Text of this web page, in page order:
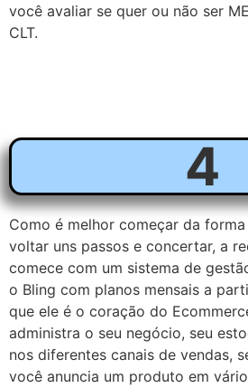
você avaliar se quer ou não ser
CLT.
4
Como é melhor começar da
voltar uns passos e concertar, a
comece com um sistema de
o Bling com planos mensais a
que ele é o coração do
administra o seu negócio, seu
nos diferentes canais de vendas,
você anuncia um produto em